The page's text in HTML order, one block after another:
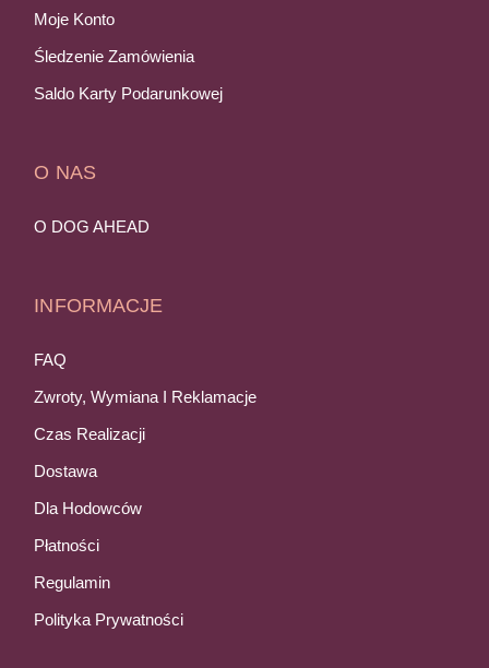
Moje Konto
Śledzenie Zamówienia
Saldo Karty Podarunkowej
O NAS
O DOG AHEAD
INFORMACJE
FAQ
Zwroty, Wymiana I Reklamacje
Czas Realizacji
Dostawa
Dla Hodowców
Płatności
Regulamin
Polityka Prywatności